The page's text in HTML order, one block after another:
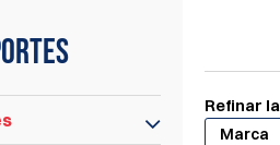
Refinar
Marca